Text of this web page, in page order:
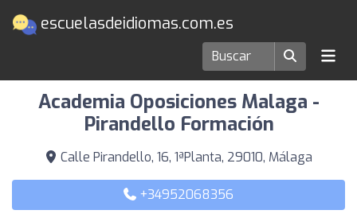
escuelasdeidiomas.com.es
Escuelas de idiomas en Málaga
Academia Oposiciones Malaga -
Pirandello Formación
Calle Pirandello, 16, 1ªPlanta, 29010, Málaga
+34952068356